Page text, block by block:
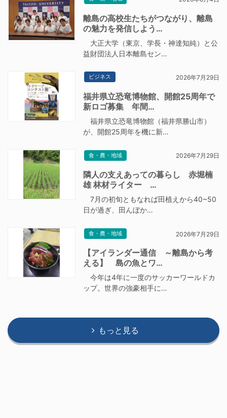
離島の高校生たちがつながり、離島
の魅力を発信しよう…
大正大学（東京、学長・神達知純）と公
益財団法人日本離島セン…
ビジネス 2026年7月29日
福井県立恐竜博物館、開館25周年で
新ロゴ募集 年間…
福井県立恐竜博物館（福井県勝山市）
が、開館25周年を機に新…
食・農・地域 2026年7月29日
隣人の支えあっての暮らし 赤堀楠
雄 林材ライター …
7月の初旬ともなれば田植えから40~50
日が過ぎ、田んぼか…
食・農・地域 2026年7月29日
【アイランダー通信 ～離島から考
える】 島の魚とワ…
今年は4年に一度のサッカーワールドカ
ップ。世界の強豪相手に…
もっと見る